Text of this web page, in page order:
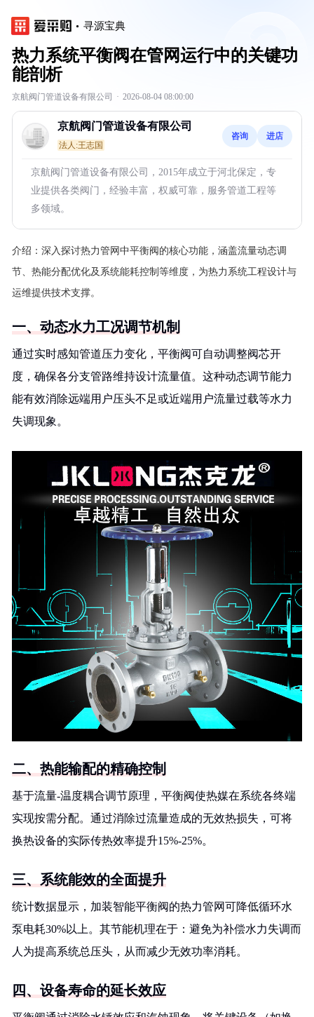
寻源宝典
热力系统平衡阀在管网运行中的关键功
能剖析
京航阀门管道设备有限公司 · 2026-08-04 08:00:00
京航阀门管道设备有限公司
法人:王志国
咨询 进店
京航阀门管道设备有限公司，2015年成立于河北保定，专
业提供各类阀门，经验丰富，权威可靠，服务管道工程等
多领域。
介绍： 深入探讨热力管网中平衡阀的核心功能，涵盖流量动态调
节、热能分配优化及系统能耗控制等维度，为热力系统工程设计与
运维提供技术支撑。
一、动态水力工况调节机制
通过实时感知管道压力变化，平衡阀可自动调整阀芯开
度，确保各分支管路维持设计流量值。这种动态调节能力
能有效消除远端用户压头不足或近端用户流量过载等水力
失调现象。
二、热能输配的精确控制
基于流量-温度耦合调节原理，平衡阀使热媒在系统各终端
实现按需分配。通过消除过流量造成的无效热损失，可将
换热设备的实际传热效率提升15%-25%。
三、系统能效的全面提升
统计数据显示，加装智能平衡阀的热力管网可降低循环水
泵电耗30%以上。其节能机理在于：避免为补偿水力失调而
人为提高系统总压头，从而减少无效功率消耗。
四、设备寿命的延长效应